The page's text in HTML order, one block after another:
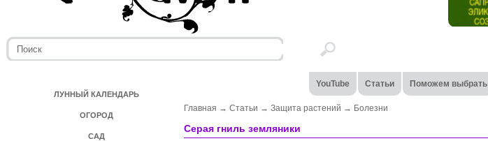
ЛУННЫЙ КАЛЕНДАРЬ
ОГОРОД
САД
YouTube Статьи Поможем выбрать
Главная → Статьи → Защита растений → Болезни
Серая гниль земляники